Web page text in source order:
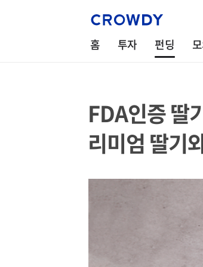
홈 투자 펀딩
FDA인증 딸
리미엄 딸기